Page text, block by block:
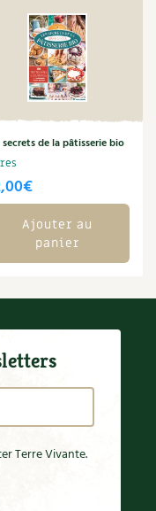
secrets de la pâtisserie bio
€
Ajouter au
panier
Terre Vivante.